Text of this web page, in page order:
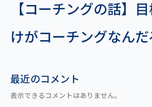
【コーチングの話】
けがコーチングなんだ
最近のコメント
表示できるコメントはありません。